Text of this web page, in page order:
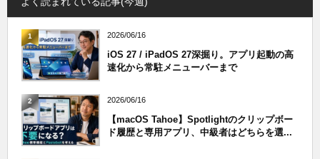
1 2026/06/16
iOS 27 / iPadOS 27深掘り。アプリ起動の高
速化から常駐メニューバーまで
2 2026/06/16
【macOS Tahoe】Spotlightのクリップボー
ド履歴と専用アプリ、中級者はどちらを選...